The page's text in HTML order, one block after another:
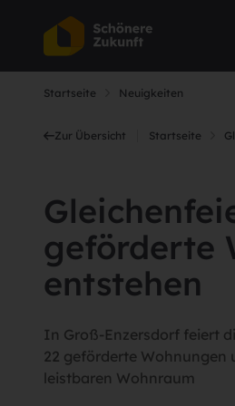
Startseite Neuigkeiten
Zur Übersicht Startseite
geförderte
entstehen
In Groß-Enzersdorf feiert
22 geförderte Wohnungen
leistbaren Wohnraum